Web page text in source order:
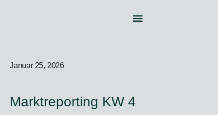
Januar 25, 2026
Marktreporting KW 4